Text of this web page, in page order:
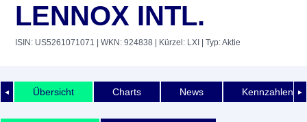
LENNOX INTL.
ISIN: US5261071071 | WKN: 924838 | Kürzel: LXI | Typ: Aktie
◄ ►
Übersicht Charts News Kennzahlen